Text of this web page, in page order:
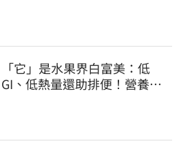
「它」是水果界白富美：低
GI、低熱量還助排便！營養師